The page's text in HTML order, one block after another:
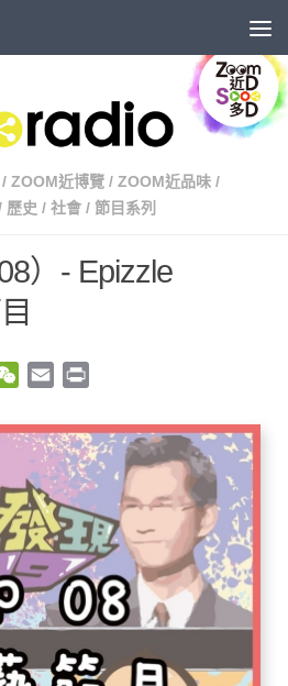
/ ZOOM近博覽 / ZOOM近品味 /
歷史 / 社會 / 節目系列
）- Epizzle
WeChat
Email